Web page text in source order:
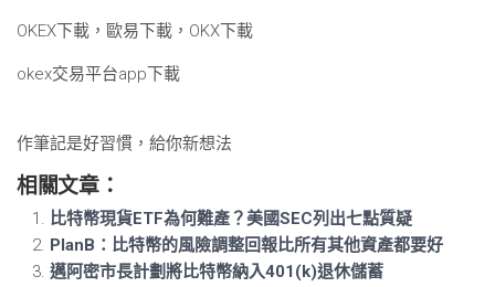
OKEX下載，歐易下載，OKX下載
okex交易平台app下載
作筆記是好習慣，給你新想法
相關文章：
比特幣現貨ETF為何難產？美國SEC列出七點質疑
PlanB：比特幣的風險調整回報比所有其他資產都要好
邁阿密市長計劃將比特幣納入401(k)退休儲蓄